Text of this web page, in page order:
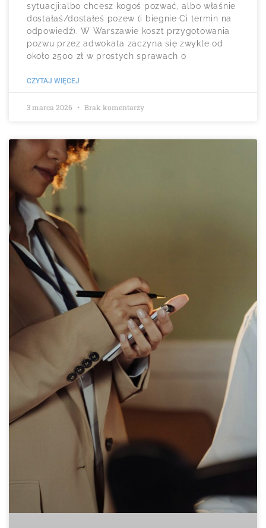
sytuacji:albo chcesz kogoś pozwać, albo właśnie
dostałaś/dostałeś pozew (i biegnie Ci termin na
odpowiedź). W Warszawie koszt przygotowania
pozwu przez adwokata zaczyna się zwykle od
około 2500 zł w prostych sprawach o
CZYTAJ WIĘCEJ
3 marca 2026 Brak komentarzy